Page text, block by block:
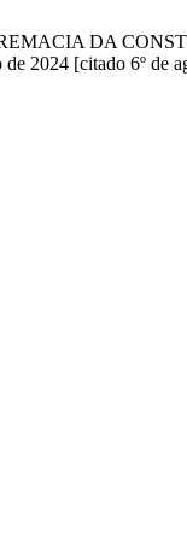
DA
2024 [citado 6º de